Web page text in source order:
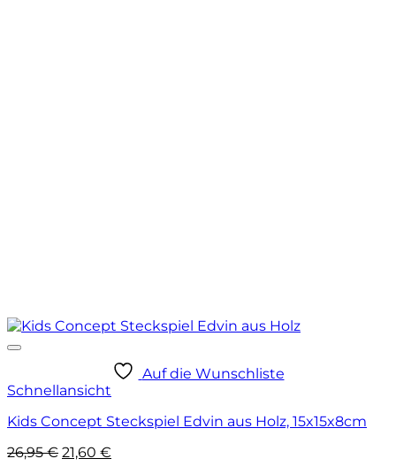
Auf die Wunschliste
Schnellansicht
Kids Concept Steckspiel Edvin aus Holz, 15x15x8cm
26,95€ Ursprünglicher
21,60 €